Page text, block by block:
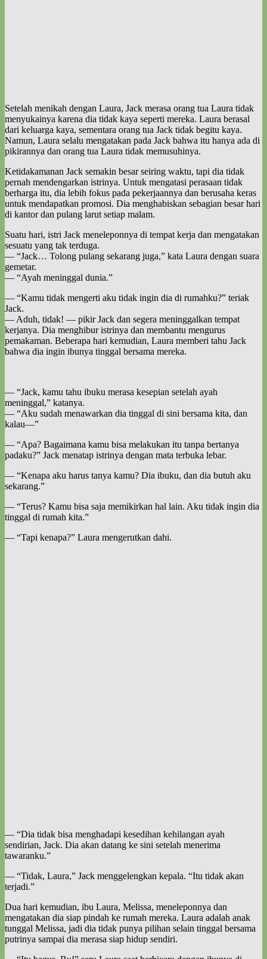
Setelah menikah dengan Laura, Jack merasa orang tua Laura tidak
menyukainya karena dia tidak kaya seperti mereka. Laura berasal
dari keluarga kaya, sementara orang tua Jack tidak begitu kaya.
Namun, Laura selalu mengatakan pada Jack bahwa itu hanya ada di
pikirannya dan orang tua Laura tidak memusuhinya.
Ketidakamanan Jack semakin besar seiring waktu, tapi dia tidak
pernah mendengarkan istrinya. Untuk mengatasi perasaan tidak
berharga itu, dia lebih fokus pada pekerjaannya dan berusaha keras
untuk mendapatkan promosi. Dia menghabiskan sebagian besar hari
di kantor dan pulang larut setiap malam.
Suatu hari, istri Jack meneleponnya di tempat kerja dan mengatakan
sesuatu yang tak terduga.
— “Jack… Tolong pulang sekarang juga,” kata Laura dengan suara
gemetar.
— “Ayah meninggal dunia.”
— “Kamu tidak mengerti aku tidak ingin dia di rumahku?” teriak
Jack.
— Aduh, tidak! — pikir Jack dan segera meninggalkan tempat
kerjanya. Dia menghibur istrinya dan membantu mengurus
pemakaman. Beberapa hari kemudian, Laura memberi tahu Jack
bahwa dia ingin ibunya tinggal bersama mereka.
— “Jack, kamu tahu ibuku merasa kesepian setelah ayah
meninggal,” katanya.
— “Aku sudah menawarkan dia tinggal di sini bersama kita, dan
kalau―”
— “Apa? Bagaimana kamu bisa melakukan itu tanpa bertanya
padaku?” Jack menatap istrinya dengan mata terbuka lebar.
— “Kenapa aku harus tanya kamu? Dia ibuku, dan dia butuh aku
sekarang.”
— “Terus? Kamu bisa saja memikirkan hal lain. Aku tidak ingin dia
tinggal di rumah kita.”
— “Tapi kenapa?” Laura mengerutkan dahi.
— “Dia tidak bisa menghadapi kesedihan kehilangan ayah
sendirian, Jack. Dia akan datang ke sini setelah menerima
tawaranku.”
— “Tidak, Laura,” Jack menggelengkan kepala. “Itu tidak akan
terjadi.”
Dua hari kemudian, ibu Laura, Melissa, meneleponnya dan
mengatakan dia siap pindah ke rumah mereka. Laura adalah anak
tunggal Melissa, jadi dia tidak punya pilihan selain tinggal bersama
putrinya sampai dia merasa siap hidup sendiri.